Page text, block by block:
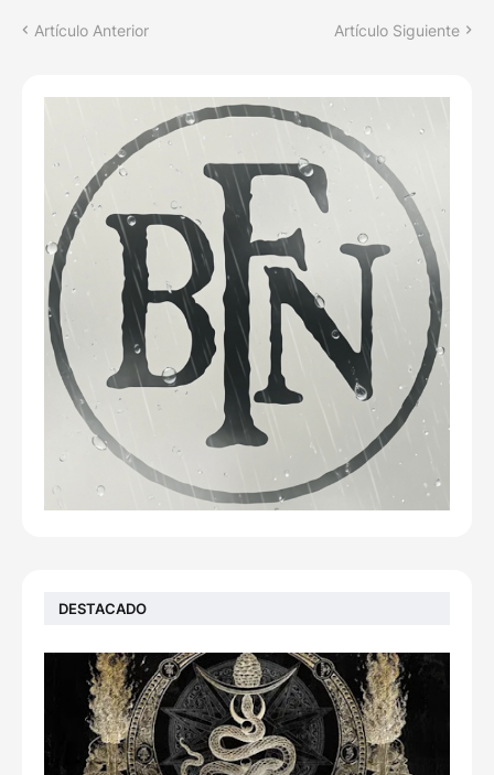
Artículo Anterior Artículo Siguiente
DESTACADO